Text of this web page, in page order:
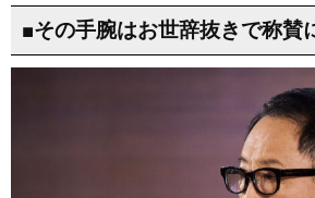
■その手腕はお世辞抜きで称賛